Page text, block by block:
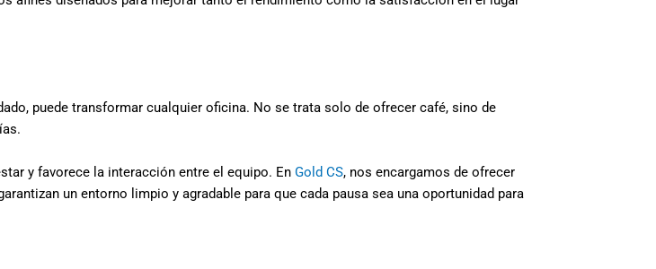
puede transformar cualquier oficina. No se trata solo de ofrecer café, sino de
y favorece la interacción entre el equipo. En Gold CS, nos encargamos de ofrecer
un entorno limpio y agradable para que cada pausa sea una oportunidad para